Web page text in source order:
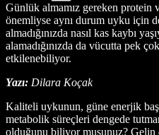
Günlük almamız gereken protein
önemliyse aynı durum uyku için
almadığınızda nasıl kas kaybı
alamadığınızda da vücutta pek
etkilenebiliyor.
Yazı: Dilara Koçak
Kaliteli uykunun, güne enerjik
metabolik süreçleri dengede
olduğunu biliyor musunuz?